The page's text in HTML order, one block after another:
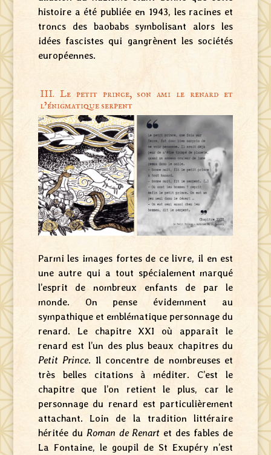
histoire a été publiée en 1943, les racines et
troncs des baobabs symbolisant alors les
idées fascistes qui gangrènent les sociétés
européennes.
III. Le petit prince, son ami le renard et
l’énigmatique serpent
Parmi les images fortes de ce livre, il en est
une autre qui a tout spécialement marqué
l’esprit de nombreux enfants de par le
monde. On pense évidemment au
sympathique et emblématique personnage du
renard. Le chapitre XXI où apparaît le
renard est l’un des plus beaux chapitres du
Petit Prince. Il concentre de nombreuses et
très belles citations à méditer. C’est le
chapitre que l’on retient le plus, car le
personnage du renard est particulièrement
attachant. Loin de la tradition littéraire
héritée du Roman de Renart et des fables de
La Fontaine, le goupil de St Exupéry n’est